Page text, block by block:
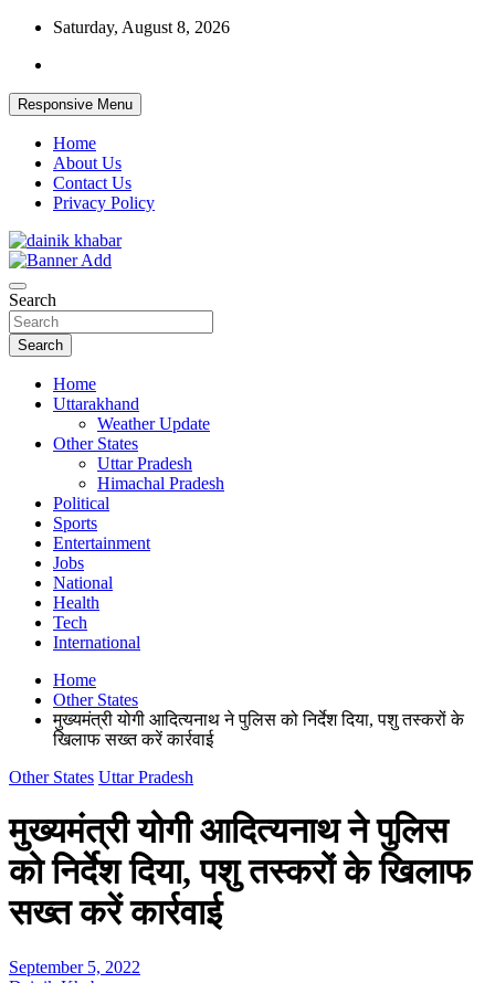
Skip
content
Saturday, August 8, 2026
Responsive Menu
Home
About Us
Contact Us
Privacy Policy
Dainikkhabar.in – Uttarakhand Daily
Hindi News Website
Search
Search
Home
Uttarakhand
Weather Update
Other States
Uttar Pradesh
Himachal Pradesh
Political
Sports
Entertainment
Jobs
National
Health
Tech
International
Home
Other States
मुख्यमंत्री योगी आदित्यनाथ ने पुलिस को निर्देश दिया, पशु तस्करों के
खिलाफ सख्त करें कार्रवाई
Other States Uttar Pradesh
मुख्यमंत्री योगी आदित्यनाथ ने पुलिस
को निर्देश दिया, पशु तस्करों के खिलाफ
सख्त करें कार्रवाई
September 5, 2022